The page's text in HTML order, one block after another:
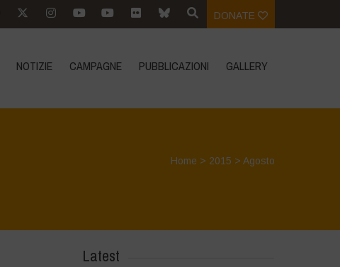
DONATE
NOTIZIE CAMPAGNE PUBBLICAZIONI GALLERY
Home > 2015 >Agosto
Latest